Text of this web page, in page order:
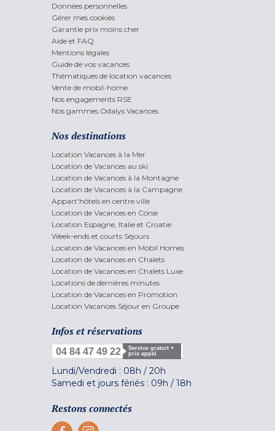
Données personnelles
Gérer mes cookies
Garantie prix moins cher
Aide et FAQ
Mentions légales
Guide de vos vacances
Thématiques de location vacances
Vente de mobil-home
Nos engagements RSE
Nos gammes Odalys Vacances
Nos destinations
Location Vacances à la Mer
Location de Vacances au ski
Location de Vacances à la Montagne
Location de Vacances à la Campagne
Appart'hôtels en centre ville
Location de Vacances en Corse
Location Espagne, Italie et Croatie
Week-ends et courts Séjours
Location de Vacances en Mobil Homes
Location de Vacances en Chalets
Location de Vacances en Chalets Luxe
Locations de dernières minutes
Location de Vacances en Promotion
Location Vacances Séjour en Groupe
Infos et réservations
04 84 47 49 22
Service gratuit +
prix appel
Lundi/Vendredi : 08h / 20h
Samedi et jours fériés : 09h / 18h
Restons connectés